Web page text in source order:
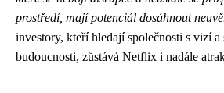
prostředí, mají potenciál dosáhnout
investory, kteří hledají společnosti s vizí
budoucnosti, zůstává Netflix i nadále